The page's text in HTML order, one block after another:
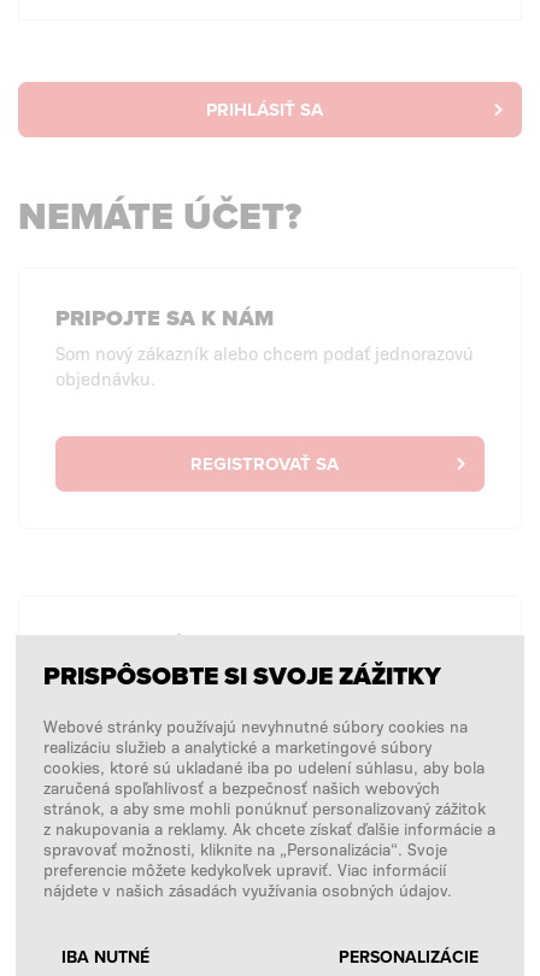
PRIHLÁSIŤ SA
NEMÁTE ÚČET?
PRIPOJTE SA K NÁM
Som nový zákazník alebo chcem podať jednorazovú
objednávku.
REGISTROVAŤ SA
Chcem zadať jednorazovú objednávku bez
NÁKUPY BEZ PRIHLÁSENIA
PRISPÔSOBTE SI SVOJE ZÁŽITKY
Webové stránky používajú nevyhnutné súbory cookies na
realizáciu služieb a analytické a marketingové súbory
cookies, ktoré sú ukladané iba po udelení súhlasu, aby bola
zaručená spoľahlivosť a bezpečnosť našich webových
stránok, a aby sme mohli ponúknuť personalizovaný zážitok
z nakupovania a reklamy. Ak chcete získať ďalšie informácie a
spravovať možnosti, kliknite na „Personalizácia“. Svoje
preferencie môžete kedykoľvek upraviť. Viac informácií
nájdete v našich zásadách využívania osobných údajov.
IBA NUTNÉ PERSONALIZÁCIE